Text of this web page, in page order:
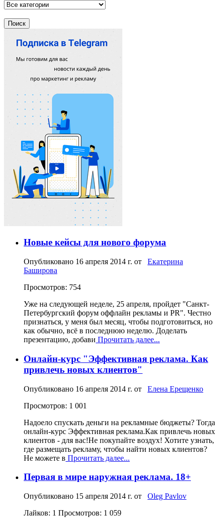
Поиск
Новые кейсы для нового форума
Опубликовано 16 апреля 2014 г. от Екатерина
Баширова
Просмотров: 754
Уже на следующей неделе, 25 апреля, пройдет "Санкт-
Петербургский форум оффлайн рекламы и PR". Честно
признаться, у меня был месяц, чтобы подготовиться, но
как обычно, всё в последнюю неделю. Доделать
презентацию, добави Прочитать далее...
Онлайн-курс "Эффективная реклама. Как
привлечь новых клиентов"
Опубликовано 16 апреля 2014 г. от Елена Ерещенко
Просмотров: 1 001
Надоело спускать деньги на рекламные бюджеты? Тогда
онлайн-курс Эффективная реклама.Как привлечь новых
клиентов - для вас!Не покупайте воздух! Хотите узнать,
где размещать рекламу, чтобы найти новых клиентов?
Не можете в Прочитать далее...
Первая в мире наружная реклама. 18+
Опубликовано 15 апреля 2014 г. от Oleg Pavlov
Лайков: 1 Просмотров: 1 059